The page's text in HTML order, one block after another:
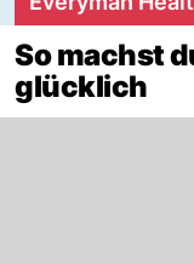
So machst
glücklich